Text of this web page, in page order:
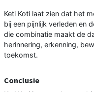
Keti Koti laat zien dat het
bij een pijnlijk verleden en
die combinatie maakt de
herinnering, erkenning,
toekomst.
Conclusie